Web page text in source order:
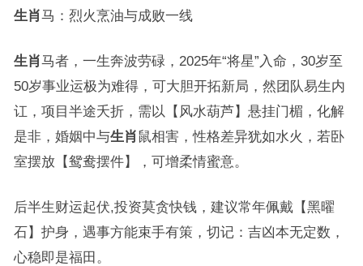
生肖马：烈火烹油与成败一线
生肖马者，一生奔波劳碌，2025年“将星”入命，30岁至
50岁事业运极为难得，可大胆开拓新局，然团队易生内
讧，项目半途夭折，需以【风水葫芦】悬挂门楣，化解
是非，婚姻中与生肖鼠相害，性格差异犹如水火，若卧
室摆放【鸳鸯摆件】，可增柔情蜜意。
后半生财运起伏,投资莫贪快钱，建议常年佩戴【黑曜
石】护身，遇事方能束手有策，切记：吉凶本无定数，
心稳即是福田。